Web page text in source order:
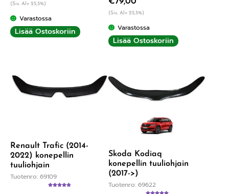
(Sis. Alv 25,5%)
Varastossa
Lisää Ostoskoriin
(Sis. Alv 25,5%)
Varastossa
Lisää Ostoskoriin
Renault Trafic (2014-
2022) konepellin
tuuliohjain
Tuotenro: 69109
Skoda Kodiaq
konepellin tuuliohjain
(2017->)
Tuotenro: 69622